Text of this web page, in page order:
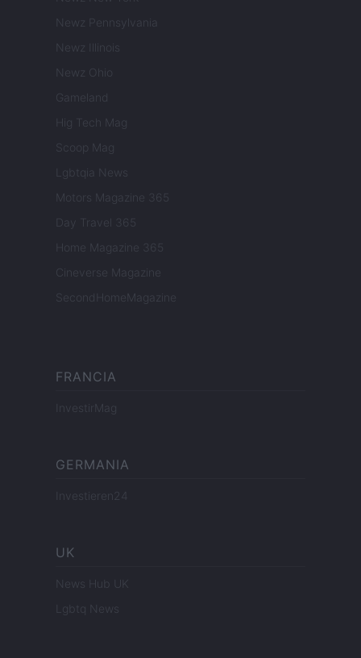
Newz Pennsylvania
Newz Illinois
Newz Ohio
Gameland
Hig Tech Mag
Scoop Mag
Lgbtqia News
Motors Magazine 365
Day Travel 365
Home Magazine 365
Cineverse Magazine
SecondHomeMagazine
FRANCIA
InvestirMag
GERMANIA
Investieren24
UK
News Hub UK
Lgbtq News